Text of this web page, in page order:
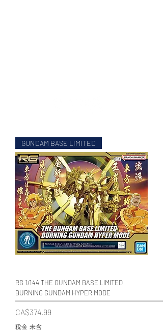
WECHAT 微信諮詢
GUNDAM BASE LIMITED
RG 1/144 THE GUNDAM BASE LIMITED
BURNING GUNDAM HYPER MODE
價格
CA$374.99
稅金 未含